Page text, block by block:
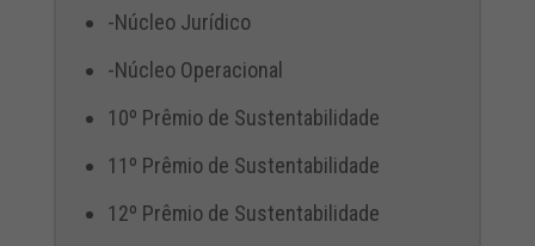
-Núcleo Jurídico
-Núcleo Operacional
10º Prêmio de Sustentabilidade
11º Prêmio de Sustentabilidade
12º Prêmio de Sustentabilidade